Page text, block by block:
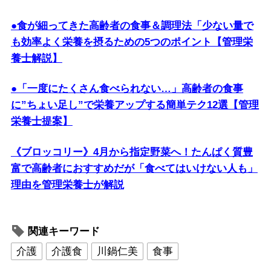
●食が細ってきた高齢者の食事＆調理法「少ない量で
も効率よく栄養を摂るための5つのポイント【管理栄
養士解説】
●「一度にたくさん食べられない…」高齢者の食事
に”ちょい足し”で栄養アップする簡単テク12選【管理
栄養士提案】
《ブロッコリー》4月から指定野菜へ！たんぱく質豊
富で高齢者におすすめだが「食べてはいけない人も」
理由を管理栄養士が解説
関連キーワード
介護
介護食 川鍋仁美 食事